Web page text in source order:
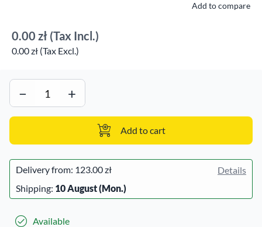
Add to compare
0.00 zł (Tax Incl.)
0.00 zł (Tax Excl.)
− +
Add to cart
Delivery from: 123.00 zł
Details
Shipping: 10 August (Mon.)
Available